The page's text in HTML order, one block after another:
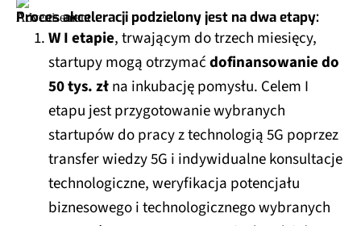
Proces akceleracji podzielony jest na dwa etapy:
W I etapie, trwającym do trzech miesięcy,
startupy mogą otrzymaćdofinansowanie do
50 tys. złna inkubację pomysłu. Celem I
etapu jest przygotowanie wybranych
startupów do pracy z technologią 5G poprzez
transfer wiedzy 5G i indywidualne konsultacje
technologiczne, weryfikacja potencjału
biznesowego i technologicznego wybranych